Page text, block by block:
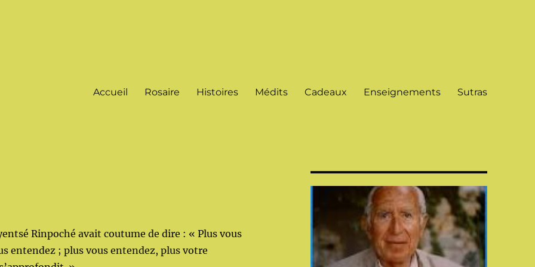
Accueil Rosaire Histoires Médits Cadeaux Enseignements Sutras
Rinpoché avait coutume de dire : « Plus vous
entendez ; plus vous entendez, plus votre